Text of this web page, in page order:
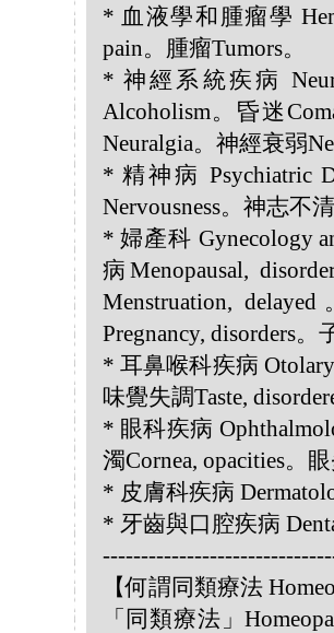
* 血液學和腫瘤學
pain。腫瘤Tumors。
* 神經系統疾病
Alcoholism。昏迷
Neuralgia。神經衰弱
* 精神病 Psychiatric
Nervousness。神志不
* 婦產科 Gynecology
病Menopausal,
Menstruation,
Pregnancy, disorders。
* 耳鼻喉科疾病
味覺失調Taste,
* 眼科疾病
濁Cornea, opacities。
* 皮膚科疾病
* 牙齒與口腔疾病
【何謂同類療法
「同類療法」